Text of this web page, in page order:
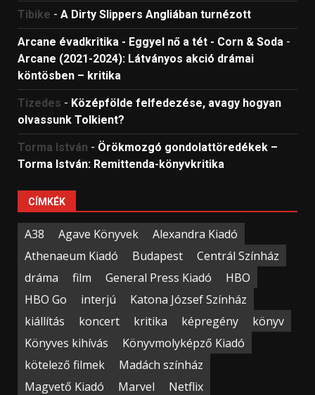
Tibike - A Dirty Slippers Angliában turnézott
Arcane évadkritika - Eggyel nő a tét - Corn & Soda -
Arcane (2021-2024): Látványos akció drámai
köntösben – kritika
Tizedes - Középfölde felfedezése, avagy hogyan
olvassunk Tolkient?
Torma István - Örökmozgó gondolattöredékek –
Torma István: Remittenda-könyvkritika
CÍMKÉK
A38 Agave Könyvek
Alexandra Kiadó
Athenaeum Kiadó
Budapest
Centrál Színház
dráma
film General Press Kiadó
HBO
HBO Go
interjú
Katona József Színház
kiállítás
koncert kritika képregény
könyv
Könyves kihívás
Könyvmolyképző Kiadó
kötelező filmek
Madách színház
Magvető Kiadó
Marvel
Netflix